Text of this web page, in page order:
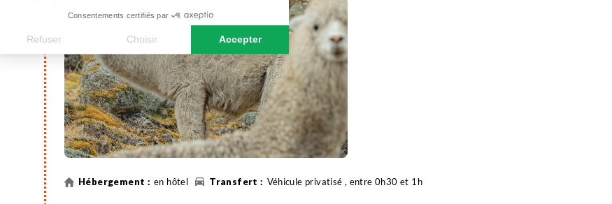
Consentements certifiés par
Refuser Choisir Accepter
Axeptio consent
Plateforme de Gestion du Consentement : Personnalisez vos Options
Notre plateforme vous permet d'adapter et de gérer vos paramètres de confidentialité, en garantissant la conformité avec
en hôtel Véhicule privatisé , entre 0h30 et 1h